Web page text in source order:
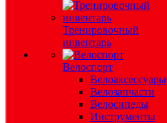
Тренировочный
инвентарь
Велоспорт
Велоаксессуары
Велозапчасти
Велосипеды
Инструменты